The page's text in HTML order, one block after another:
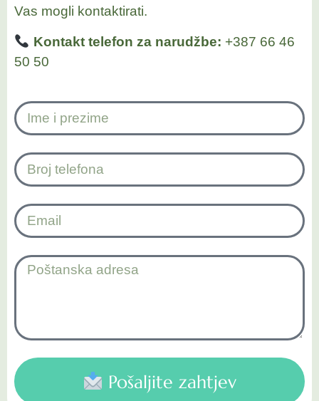
Vas mogli kontaktirati.
Kontakt telefon za narudžbe: +387 66 46
50 50
Pošaljite zahtjev